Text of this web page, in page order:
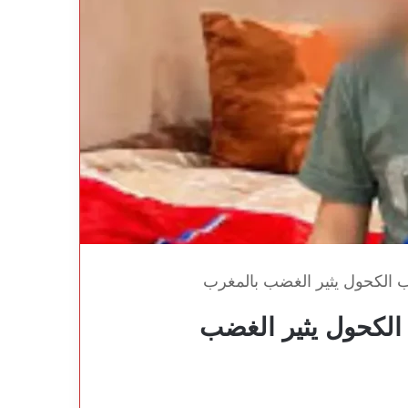
يثير الغضب بالمغرب
يثير الغضب